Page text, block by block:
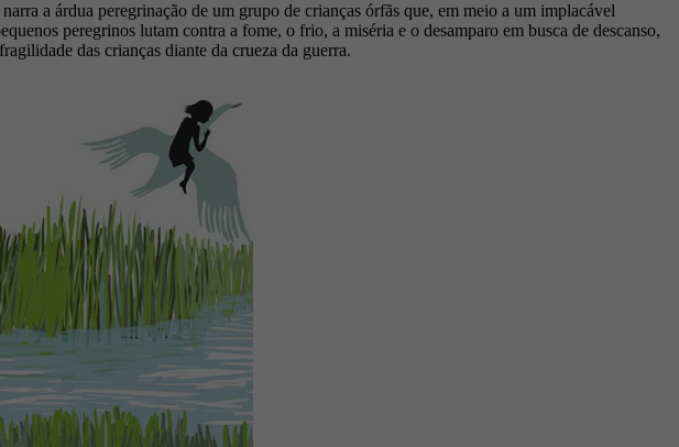
a árdua peregrinação de um grupo de crianças órfãs que, em meio a um implacável
peregrinos lutam contra a fome, o frio, a miséria e o desamparo em busca de descanso,
das crianças diante da crueza da guerra.